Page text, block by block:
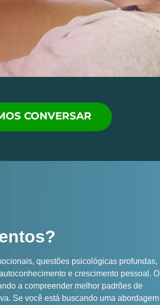
CONVERSAR
questões psicológicas profundas,
e crescimento pessoal. O
a compreender melhor padrões de
Se você está buscando uma abordagem